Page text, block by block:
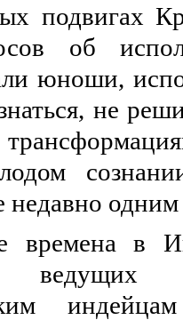
подвигах
об
юноши,
не
недавно одним
времена в